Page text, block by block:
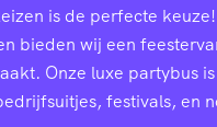
is de perfecte
bieden wij een
Onze luxe partybus
festivals, en